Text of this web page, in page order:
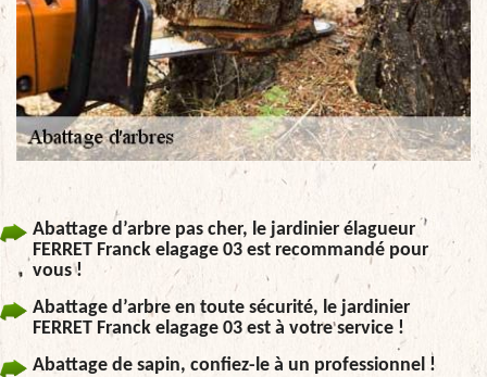
Abattage d’arbre pas cher, le jardinier élagueur
FERRET Franck elagage 03 est recommandé pour
vous !
Abattage d’arbre en toute sécurité, le jardinier
FERRET Franck elagage 03 est à votre service !
Abattage de sapin, confiez-le à un professionnel !